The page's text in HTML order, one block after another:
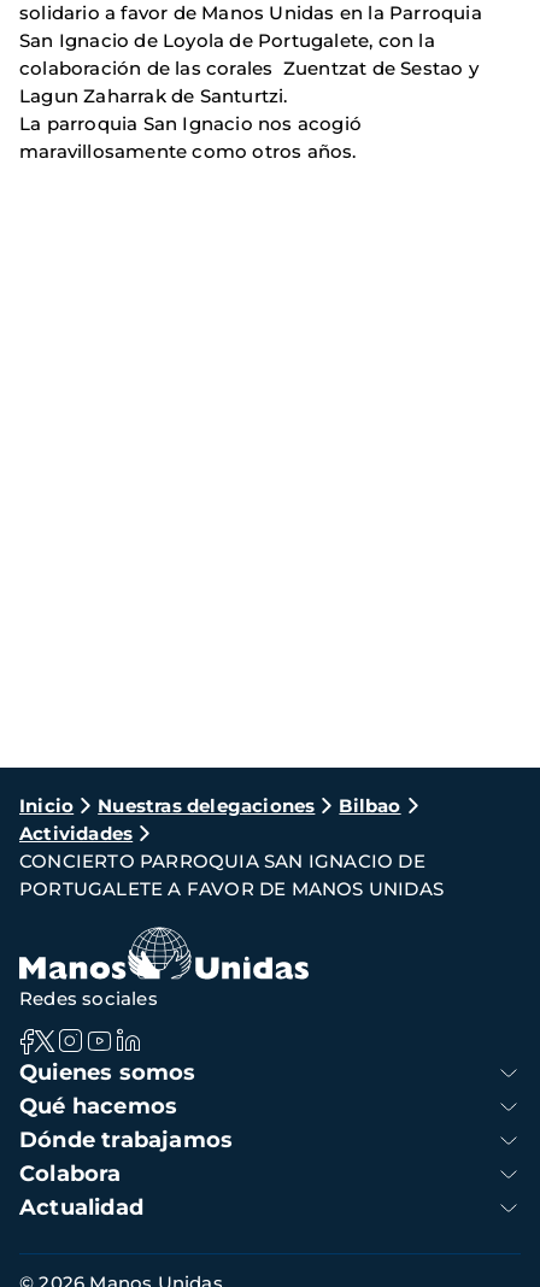
solidario a favor de Manos Unidas en la Parroquia
San Ignacio de Loyola de Portugalete, con la
colaboración de las corales Zuentzat de Sestao y
Lagun Zaharrak de Santurtzi.
La parroquia San Ignacio nos acogió
maravillosamente como otros años.
Ruta
de
navegación
Inicio Nuestras delegaciones
Bilbao
Actividades
CONCIERTO PARROQUIA SAN IGNACIO DE
PORTUGALETE A FAVOR DE MANOS UNIDAS
Navegación
principal
Quienes somos
Qué hacemos
Dónde trabajamos
Colabora
Actualidad
Redes sociales
Información